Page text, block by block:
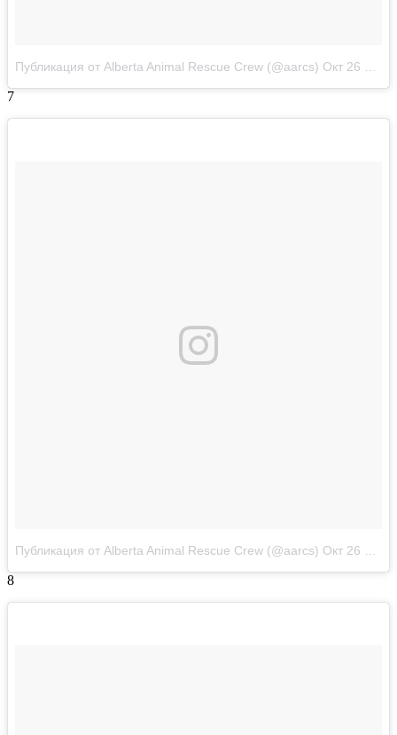
Публикация от Alberta Animal Rescue Crew (@aarcs) Окт 26 2017 в 9:42 PDT
7
Публикация от Alberta Animal Rescue Crew (@aarcs) Окт 26 2017 в 9:42 PDT
8